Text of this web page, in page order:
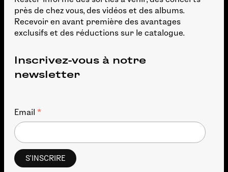
près de chez vous, des vidéos et des albums.
Recevoir en avant première des avantages
exclusifs et des réductions sur le catalogue.
Inscrivez-vous à notre
newsletter
Email *